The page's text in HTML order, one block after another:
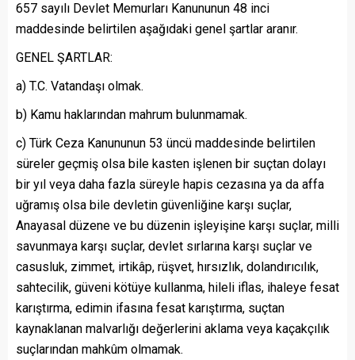
657 sayılı Devlet Memurları Kanununun 48 inci
maddesinde belirtilen aşağıdaki genel şartlar aranır.
GENEL ŞARTLAR:
a) T.C. Vatandaşı olmak.
b) Kamu haklarından mahrum bulunmamak.
c) Türk Ceza Kanununun 53 üncü maddesinde belirtilen
süreler geçmiş olsa bile kasten işlenen bir suçtan dolayı
bir yıl veya daha fazla süreyle hapis cezasına ya da affa
uğramış olsa bile devletin güvenliğine karşı suçlar,
Anayasal düzene ve bu düzenin işleyişine karşı suçlar, milli
savunmaya karşı suçlar, devlet sırlarına karşı suçlar ve
casusluk, zimmet, irtikâp, rüşvet, hırsızlık, dolandırıcılık,
sahtecilik, güveni kötüye kullanma, hileli iflas, ihaleye fesat
karıştırma, edimin ifasına fesat karıştırma, suçtan
kaynaklanan malvarlığı değerlerini aklama veya kaçakçılık
suçlarından mahkûm olmamak.